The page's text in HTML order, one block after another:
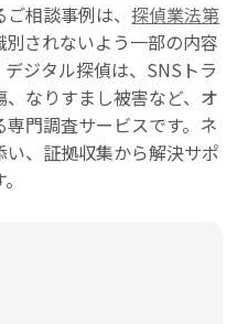
相談事例は、探偵業法第
されないよう一部の内容
ジタル探偵は、SNSトラ
なりすまし被害など、オ
門調査サービスです。ネ
、証拠収集から解決サポ